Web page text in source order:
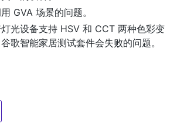
GVA 场景的问题。
光设备支持 HSV 和 CCT 两种色彩变
歌智能家居测试套件会失败的问题。